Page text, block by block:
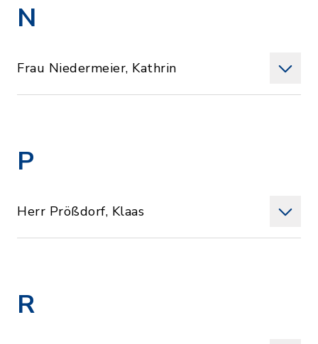
N
Frau Niedermeier, Kathrin
P
Herr Prößdorf, Klaas
R